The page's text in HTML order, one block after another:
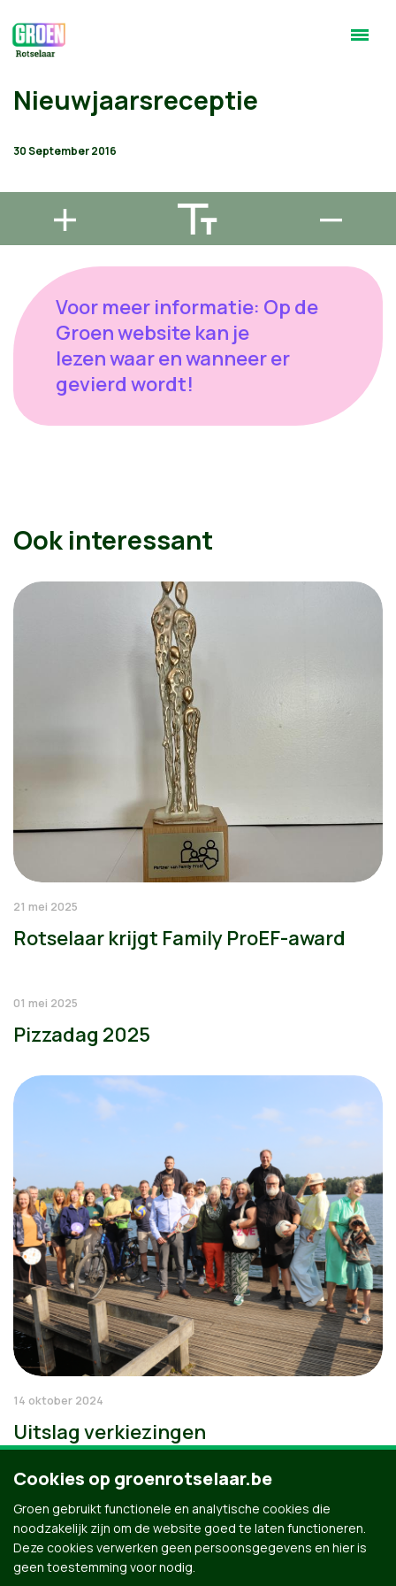
Nieuwjaarsreceptie
30 September 2016
Voor meer informatie: Op de
Groen website kan je
lezen waar en wanneer er
gevierd wordt!
Ook interessant
21 mei 2025
Rotselaar krijgt Family ProEF-award
01 mei 2025
Pizzadag 2025
14 oktober 2024
Uitslag verkiezingen
Cookies op groenrotselaar.be
Groen gebruikt functionele en analytische cookies die
noodzakelijk zijn om de website goed te laten functioneren.
Deze cookies verwerken geen persoonsgegevens en hier is
geen toestemming voor nodig.